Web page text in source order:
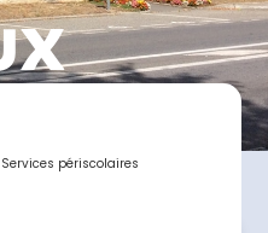
Services périscolaires